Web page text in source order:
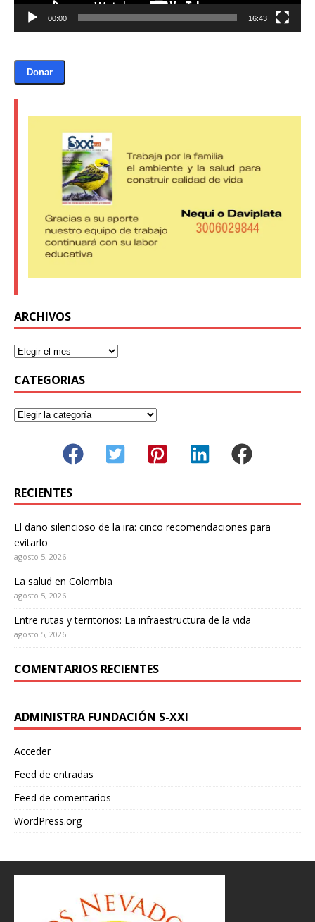
00:00 16:43
Donar
ARCHIVOS
CATEGORIAS
RECIENTES
El daño silencioso de la ira: cinco recomendaciones para
evitarlo
agosto 5, 2026
La salud en Colombia
agosto 5, 2026
Entre rutas y territorios: La infraestructura de la vida
agosto 5, 2026
COMENTARIOS RECIENTES
ADMINISTRA FUNDACIÓN S-XXI
Acceder
Feed de entradas
Feed de comentarios
WordPress.org